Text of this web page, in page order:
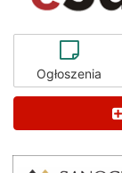
Ogłoszenia